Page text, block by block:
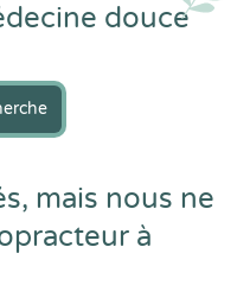
douce
mais nous ne
à